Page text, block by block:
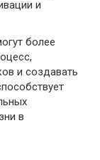
и
более
и создавать
в